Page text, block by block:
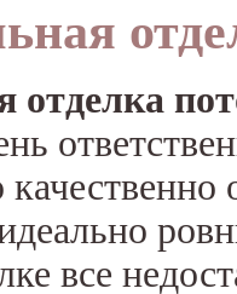
отделка
все